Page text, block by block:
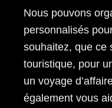
Nous pouvons
personnalisés
souhaitez, que ce
touristique, pour
un voyage
également vous